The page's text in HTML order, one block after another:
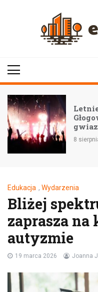
8
Edukacja , Wydarzenia
Bliżej
zaprasza na
autyzmie
19 marca 2026 Joanna